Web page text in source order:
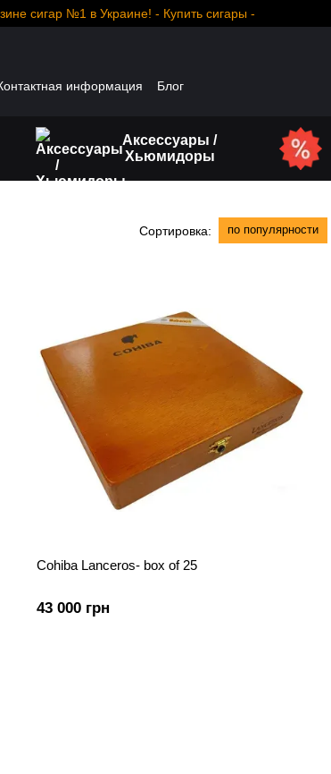
сигар №1 в Украине! - Купить сигары -
информация Блог
Аксессуары /
Хьюмидоры
Сортировка: по популярности
Cohiba Lanceros- box of 25
43 000 грн